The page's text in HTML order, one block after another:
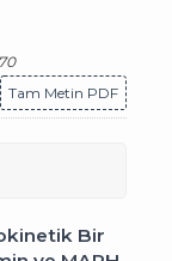
Tam Metin PDF
Bir